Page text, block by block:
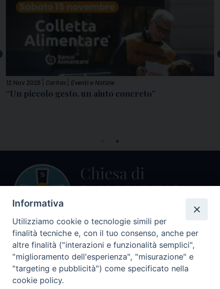
12 Nov 2025 Caritas Eventi e Notizie
“Un piccolo gesto, un aiuto concreto”
Centralino Curia Vescovile
0541 913711
Indirizzo
Informativa
Utilizziamo cookie o tecnologie simili per
finalità tecniche e, con il tuo consenso, anche per
altre finalità ("interazioni e funzionalità semplici",
"miglioramento dell'esperienza", "misurazione" e
"targeting e pubblicità") come specificato nella
cookie policy.